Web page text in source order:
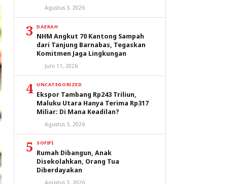
Agustus 3, 2026
3 DAERAH
NHM Angkut 70 Kantong Sampah
dari Tanjung Barnabas, Tegaskan
Komitmen Jaga Lingkungan
Juni 11, 2026
4 UNCATEGORIZED
Ekspor Tambang Rp243 Triliun,
Maluku Utara Hanya Terima Rp317
Miliar: Di Mana Keadilan?
Agustus 3, 2026
5 SOFIFI
Rumah Dibangun, Anak
Disekolahkan, Orang Tua
Diberdayakan
Agustus 3, 2026